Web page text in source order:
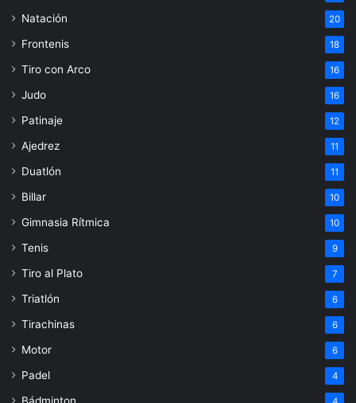
Natación 20
Frontenis 18
Tiro con Arco 16
Judo 16
Patinaje 12
Ajedrez 11
Duatlón 11
Billar 10
Gimnasia Rítmica 10
Tenis 9
Tiro al Plato 7
Triatlón 6
Tirachinas 6
Motor 6
Padel 4